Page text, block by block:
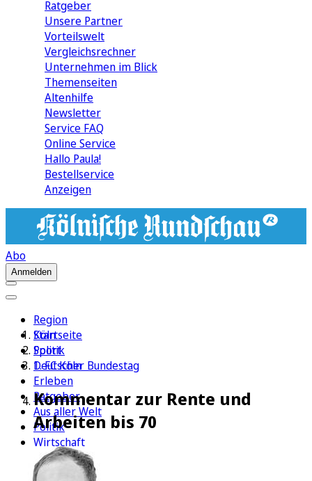
Ratgeber
Unsere Partner
Vorteilswelt
Vergleichsrechner
Unternehmen im Blick
Themenseiten
Altenhilfe
Newsletter
Service FAQ
Online Service
Hallo Paula!
Bestellservice
Anzeigen
Abo
Anmelden
Region
Köln
Sport
1. FC Köln
Erleben
Ratgeber
Aus aller Welt
Politik
Wirtschaft
Newsletter
E-Paper
Startseite
Politik
Deutscher Bundestag
Kommentar zur Rente und
Arbeiten bis 70